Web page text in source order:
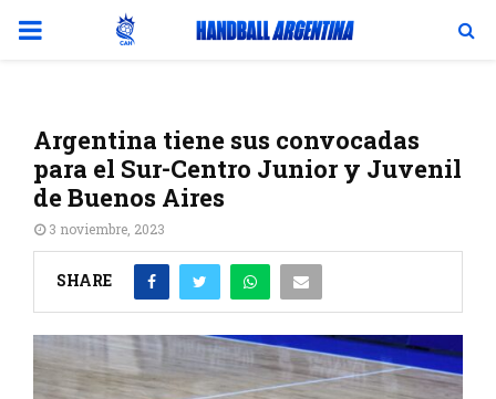
PRIMARY
Argentina tiene sus convocadas
para el Sur-Centro Junior y Juvenil
de Buenos Aires
3 noviembre, 2023
SHARE